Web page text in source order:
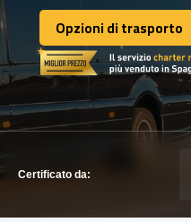
FLOTTA
METTITI IN CONTATTO
METTITI IN CONTATTO
Opzioni di trasporto
Opzioni di trasporto
Certificato da: